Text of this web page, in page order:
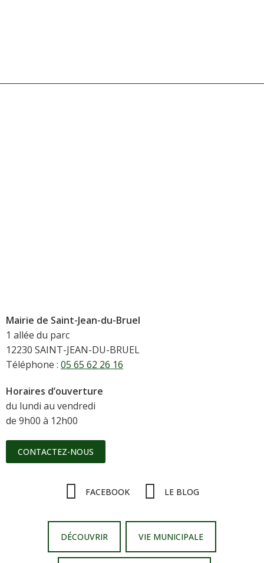
Mairie de Saint-Jean-du-Bruel
1 allée du parc
12230 SAINT-JEAN-DU-BRUEL
Téléphone : 05 65 62 26 16
Horaires d’ouverture
du lundi au vendredi
de 9h00 à 12h00
CONTACTEZ-NOUS
FACEBOOK LE BLOG
DÉCOUVRIR VIE MUNICIPALE